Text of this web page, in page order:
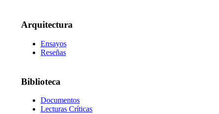
Arquitectura
Ensayos
Reseñas
Biblioteca
Documentos
Lecturas Críticas